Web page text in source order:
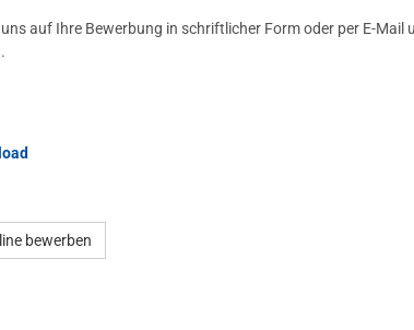
auf Ihre Bewerbung in schriftlicher Form oder per E-
bewerben